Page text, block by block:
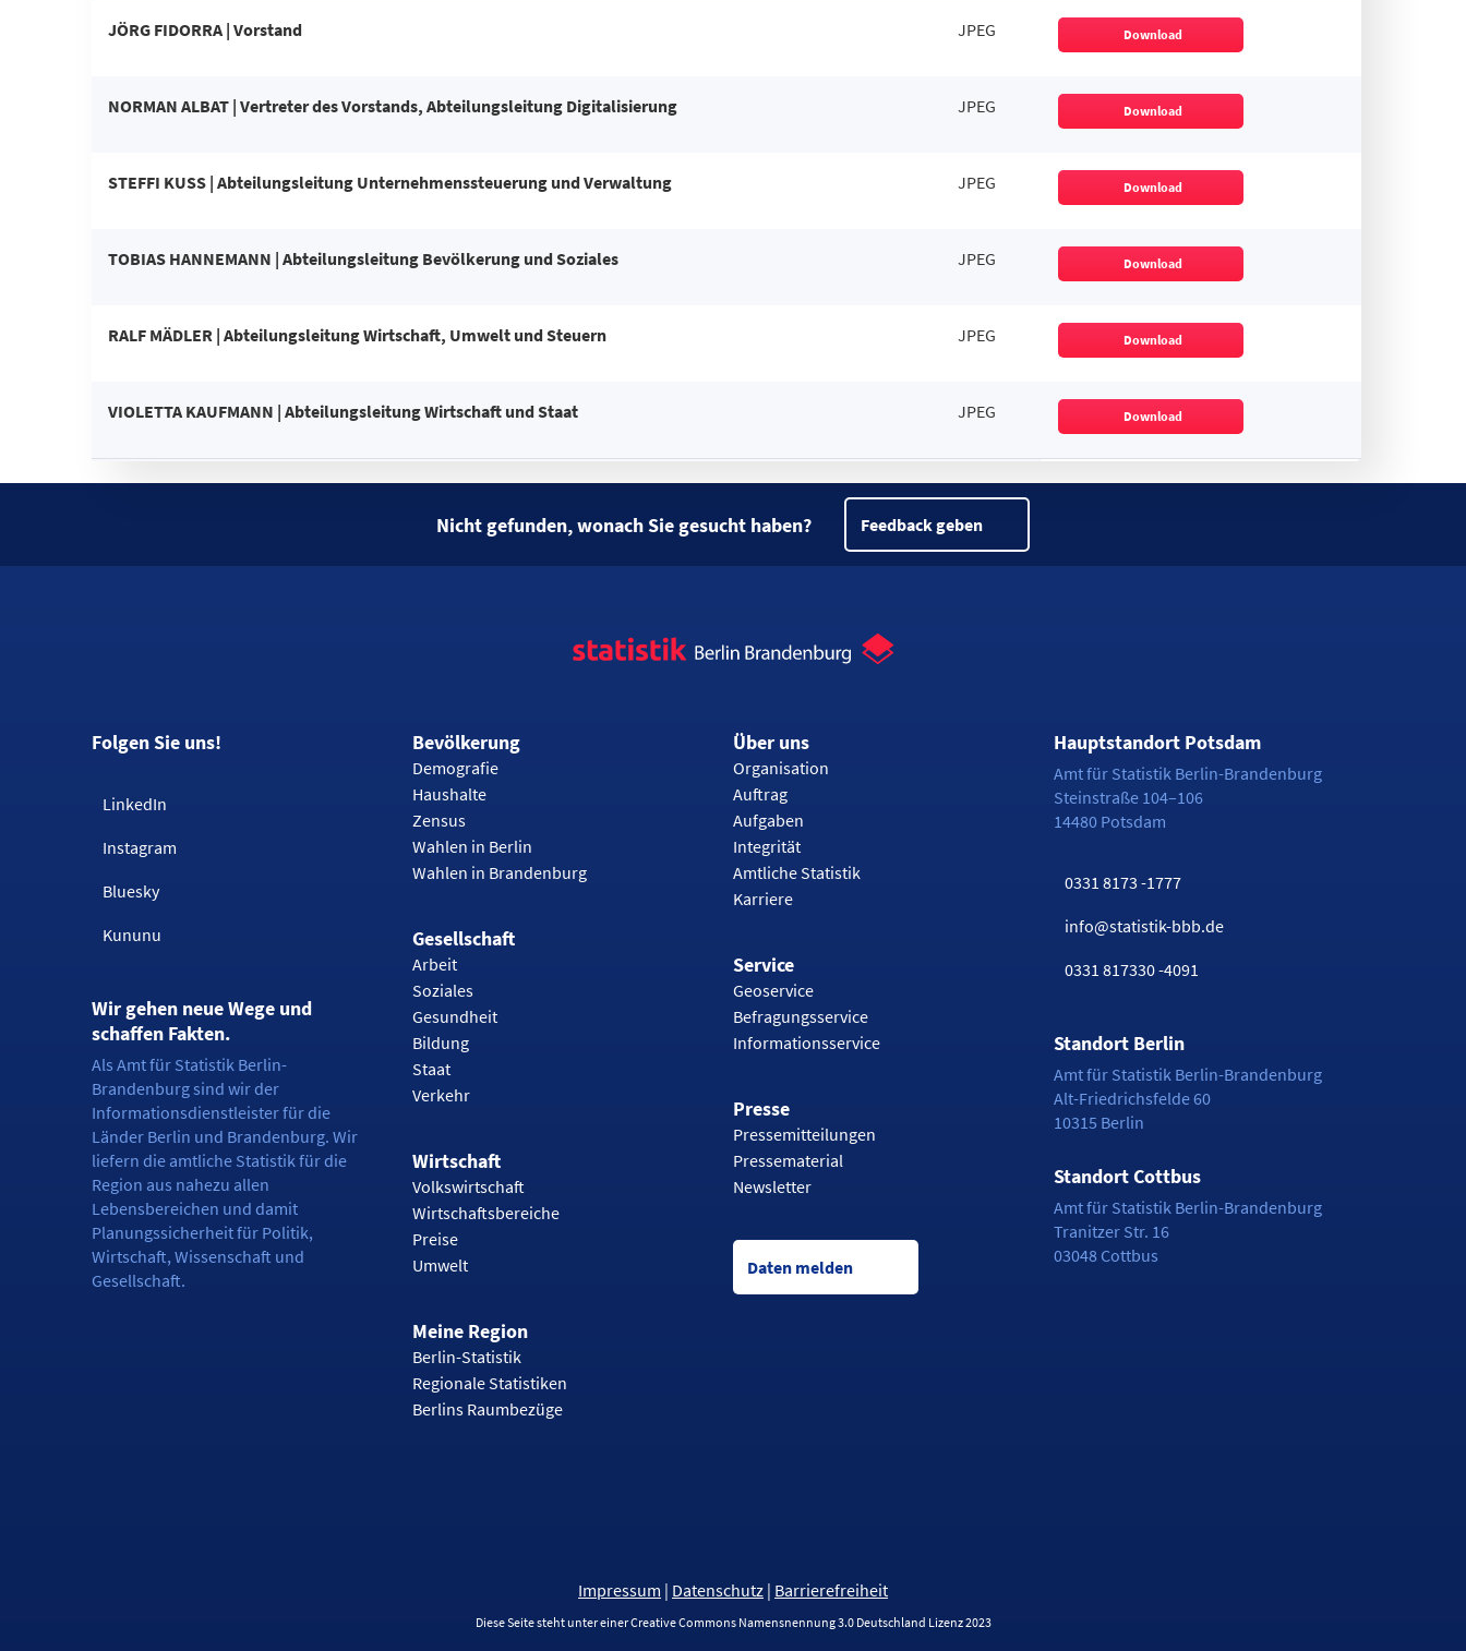
JÖRG FIDORRA | Vorstand JPEG Download
NORMAN ALBAT | Vertreter des Vorstands, Abteilungsleitung Digitalisierung JPEG Download
STEFFI KUSS | Abteilungsleitung Unternehmenssteuerung und Verwaltung JPEG Download
TOBIAS HANNEMANN | Abteilungsleitung Bevölkerung und Soziales JPEG Download
RALF MÄDLER | Abteilungsleitung Wirtschaft, Umwelt und Steuern JPEG Download
VIOLETTA KAUFMANN | Abteilungsleitung Wirtschaft und Staat JPEG Download
Nicht gefunden, wonach Sie gesucht haben? Feedback geben
Folgen Sie uns!
LinkedIn
Instagram
Bluesky
Kununu
Wir gehen neue Wege und
schaffen Fakten.
Als Amt für Statistik Berlin-
Brandenburg sind wir der
Informationsdienstleister für die
Länder Berlin und Brandenburg. Wir
liefern die amtliche Statistik für die
Region aus nahezu allen
Lebensbereichen und damit
Planungssicherheit für Politik,
Wirtschaft, Wissenschaft und
Gesellschaft.
Bevölkerung
Demografie
Haushalte
Zensus
Wahlen in Berlin
Wahlen in Brandenburg
Gesellschaft
Arbeit
Soziales
Gesundheit
Bildung
Staat
Verkehr
Wirtschaft
Volkswirtschaft
Wirtschaftsbereiche
Preise
Umwelt
Meine Region
Berlin-Statistik
Regionale Statistiken
Berlins Raumbezüge
Über uns
Organisation
Auftrag
Aufgaben
Integrität
Amtliche Statistik
Karriere
Service
Geoservice
Befragungsservice
Informationsservice
Presse
Pressemitteilungen
Pressematerial
Newsletter
Daten melden
Hauptstandort Potsdam
Amt für Statistik Berlin-Brandenburg
Steinstraße 104–106
14480 Potsdam
0331 8173 -1777
info@statistik-bbb.de
0331 817330 -4091
Standort Berlin
Amt für Statistik Berlin-Brandenburg
Alt-Friedrichsfelde 60
10315 Berlin
Standort Cottbus
Amt für Statistik Berlin-Brandenburg
Tranitzer Str. 16
03048 Cottbus
Impressum | Datenschutz | Barrierefreiheit
Diese Seite steht unter einer Creative Commons Namensnennung 3.0 Deutschland Lizenz 2023